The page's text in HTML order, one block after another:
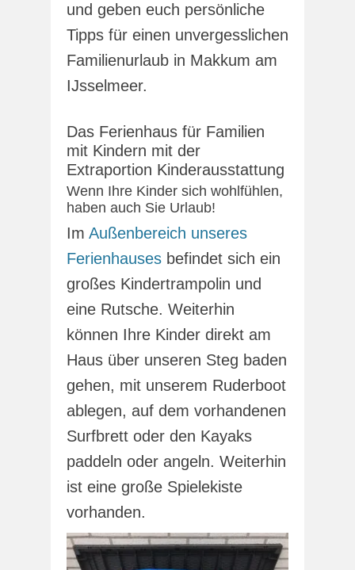
und geben euch persönliche
Tipps für einen unvergesslichen
Familienurlaub in Makkum am
IJsselmeer.
Das Ferienhaus für Familien
mit Kindern mit der
Extraportion Kinderausstattung
Wenn Ihre Kinder sich wohlfühlen,
haben auch Sie Urlaub!
Im Außenbereich unseres
Ferienhauses befindet sich ein
großes Kindertrampolin und
eine Rutsche. Weiterhin
können Ihre Kinder direkt am
Haus über unseren Steg baden
gehen, mit unserem Ruderboot
ablegen, auf dem vorhandenen
Surfbrett oder den Kayaks
paddeln oder angeln. Weiterhin
ist eine große Spielekiste
vorhanden.